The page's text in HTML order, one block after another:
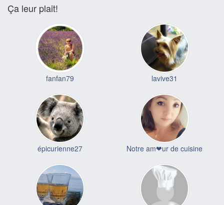
Ça leur plait!
fanfan79 lavive31
épicurienne27 Notre am❤ur de cuisine